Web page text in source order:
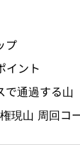
プ
イント
通過する山
現山 周回コ